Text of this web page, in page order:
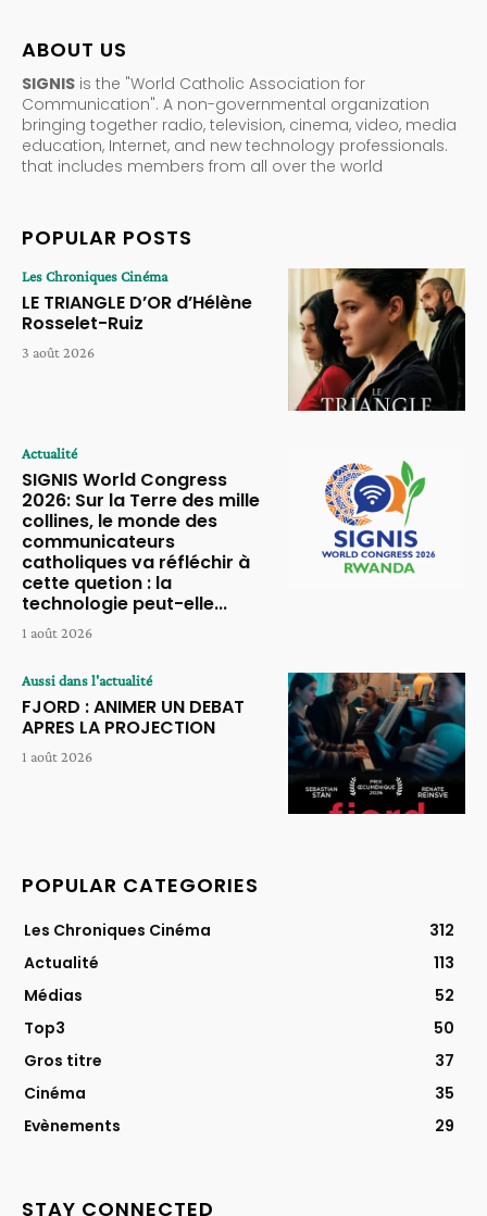
ABOUT US
SIGNIS is the "World Catholic Association for
Communication". A non-governmental organization
bringing together radio, television, cinema, video, media
education, Internet, and new technology professionals.
that includes members from all over the world
POPULAR POSTS
Les Chroniques Cinéma
LE TRIANGLE D’OR d’Hélène
Rosselet-Ruiz
3 août 2026
Actualité
SIGNIS World Congress
2026: Sur la Terre des mille
collines, le monde des
communicateurs
catholiques va réfléchir à
cette quetion : la
technologie peut-elle...
1 août 2026
Aussi dans l'actualité
FJORD : ANIMER UN DEBAT
APRES LA PROJECTION
1 août 2026
POPULAR CATEGORIES
Les Chroniques Cinéma
312
Actualité
113
Médias
52
Top3
50
Gros titre
37
Cinéma
35
Evènements
29
STAY CONNECTED